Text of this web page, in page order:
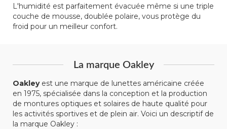
L'humidité est parfaitement évacuée même si une triple
couche de mousse, doublée polaire, vous protège du
froid pour un meilleur confort.
La marque Oakley
Oakleyest une marque de lunettes américaine créée
en 1975, spécialisée dans la conception et la production
de montures optiques et solaires de haute qualité pour
les activités sportives et de plein air. Voici un descriptif de
la marque Oakley :